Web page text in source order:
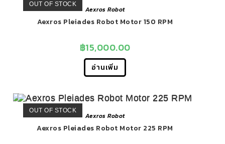
OUT OF STOCK
Aexros Robot
Aexros Pleiades Robot Motor 150 RPM
฿15,000.00
อ่านเพิ่ม
OUT OF STOCK
Aexros Robot
Aexros Pleiades Robot Motor 225 RPM